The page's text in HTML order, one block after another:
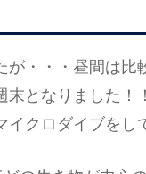
が・・・昼間は比
末となりました！
クロダイブをし